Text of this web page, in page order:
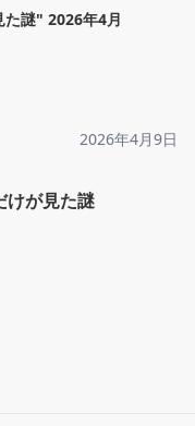
た謎" 2026年4月
2026年4月9日
けが見た謎